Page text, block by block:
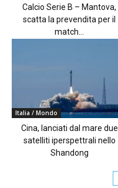
Calcio Serie B – Mantova,
scatta la prevendita per il
match...
Italia / Mondo
Cina, lanciati dal mare due
satelliti iperspettrali nello
Shandong